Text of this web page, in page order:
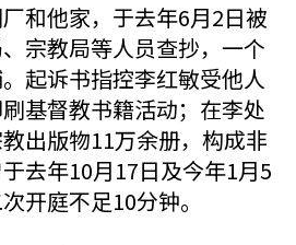
和他家，于去年6月2日被
宗教局等人员查抄，一个
起诉书指控李红敏受他人
基督教书籍活动；在李处
出版物11万余册，构成非
去年10月17日及今年1月5
开庭不足10分钟。